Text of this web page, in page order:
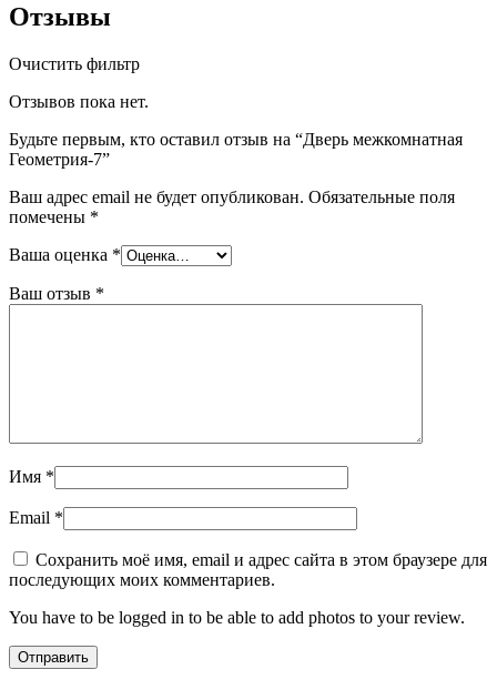
Отзывы
Очистить фильтр
Отзывов пока нет.
Будьте первым, кто оставил отзыв на “Дверь межкомнатная
Геометрия-7”
Ваш адрес email не будет опубликован. Обязательные поля
помечены *
Ваша оценка *
Ваш отзыв *
Имя *
Email *
Сохранить моё имя, email и адрес сайта в этом браузере для
последующих моих комментариев.
You have to be logged in to be able to add photos to your review.